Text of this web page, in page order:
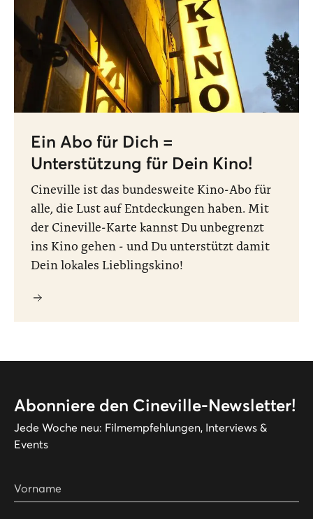
Ein Abo für Dich =
Unterstützung für Dein Kino!
Cineville ist das bundesweite Kino-Abo für
alle, die Lust auf Entdeckungen haben. Mit
der Cineville-Karte kannst Du unbegrenzt
ins Kino gehen - und Du unterstützt damit
Dein lokales Lieblingskino!
Abonniere den Cineville-Newsletter!
Jede Woche neu: Filmempfehlungen, Interviews &
Events
Vorname